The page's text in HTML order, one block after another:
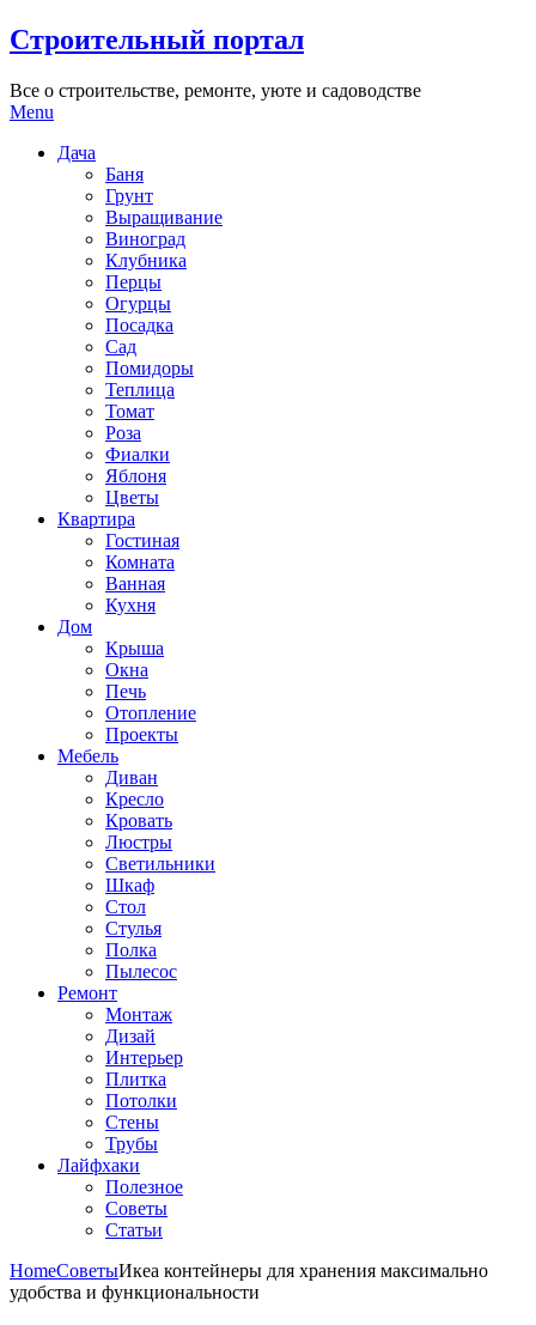
Skip
to
Строительный портал
Все о строительстве, ремонте, уюте и садоводстве
Menu
Дача
Баня
Грунт
Выращивание
Виноград
Клубника
Перцы
Огурцы
Посадка
Сад
Помидоры
Теплица
Томат
Роза
Фиалки
Яблоня
Цветы
Квартира
Гостиная
Комната
Ванная
Кухня
Дом
Крыша
Окна
Печь
Отопление
Проекты
Мебель
Диван
Кресло
Кровать
Люстры
Светильники
Шкаф
Стол
Стулья
Полка
Пылесос
Ремонт
Монтаж
Дизай
Интерьер
Плитка
Потолки
Стены
Трубы
Лайфхаки
Полезное
Советы
Статьи
HomeСоветыИкеа контейнеры для хранения максимально
удобства и функциональности